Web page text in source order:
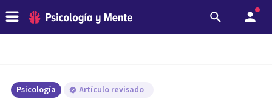
Psicología Artículo revisado